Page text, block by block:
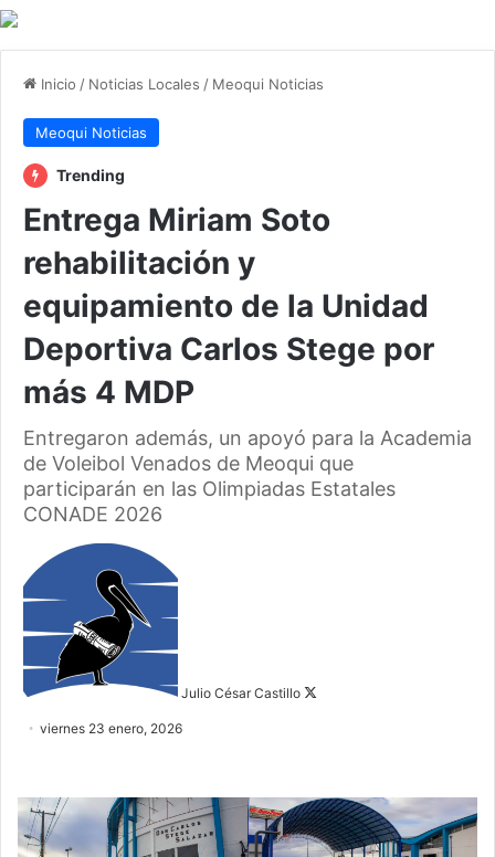
Inicio / Noticias Locales / Meoqui Noticias
Meoqui Noticias
Trending
Entrega Miriam Soto
rehabilitación y
equipamiento de la Unidad
Deportiva Carlos Stege por
más 4 MDP
Entregaron además, un apoyó para la Academia
de Voleibol Venados de Meoqui que
participarán en las Olimpiadas Estatales
CONADE 2026
Julio César Castillo
viernes 23 enero, 2026